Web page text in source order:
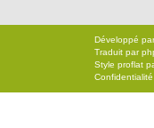
Développé
Traduit par
Style proflat
Confidentialité